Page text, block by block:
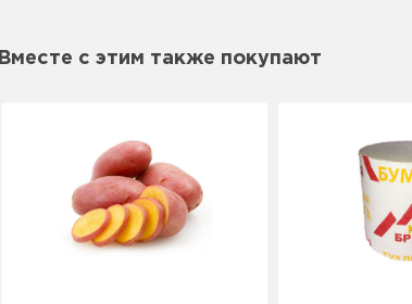
Вместе с этим также покупают